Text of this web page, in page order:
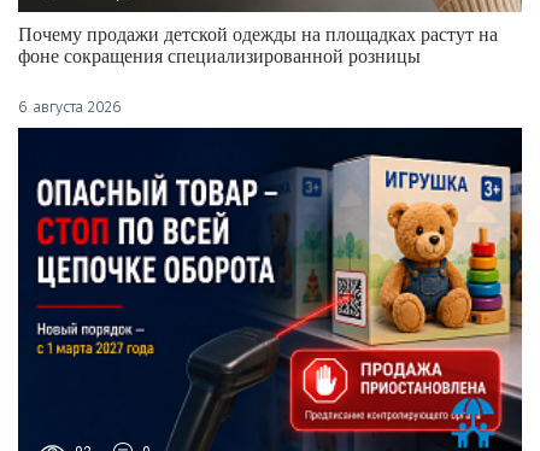
Почему продажи детской одежды на площадках растут на
фоне сокращения специализированной розницы
6 августа 2026